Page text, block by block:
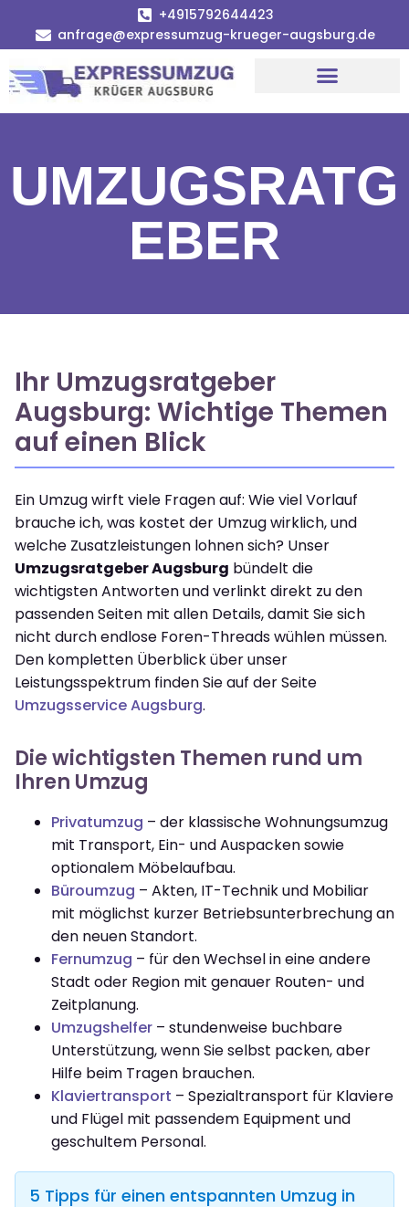
+4915792644423
anfrage@expressumzug-krueger-augsburg.de
UMZUGSRATG
EBER
Ihr Umzugsratgeber
Augsburg: Wichtige Themen
auf einen Blick
Ein Umzug wirft viele Fragen auf: Wie viel Vorlauf
brauche ich, was kostet der Umzug wirklich, und
welche Zusatzleistungen lohnen sich? Unser
Umzugsratgeber Augsburg bündelt die
wichtigsten Antworten und verlinkt direkt zu den
passenden Seiten mit allen Details, damit Sie sich
nicht durch endlose Foren-Threads wühlen müssen.
Den kompletten Überblick über unser
Leistungsspektrum finden Sie auf der Seite
Umzugsservice Augsburg.
Die wichtigsten Themen rund um
Ihren Umzug
Privatumzug – der klassische Wohnungsumzug
mit Transport, Ein- und Auspacken sowie
optionalem Möbelaufbau.
Büroumzug – Akten, IT-Technik und Mobiliar
mit möglichst kurzer Betriebsunterbrechung an
den neuen Standort.
Fernumzug – für den Wechsel in eine andere
Stadt oder Region mit genauer Routen- und
Zeitplanung.
Umzugshelfer – stundenweise buchbare
Unterstützung, wenn Sie selbst packen, aber
Hilfe beim Tragen brauchen.
Klaviertransport – Spezialtransport für Klaviere
und Flügel mit passendem Equipment und
geschultem Personal.
5 Tipps für einen entspannten Umzug in